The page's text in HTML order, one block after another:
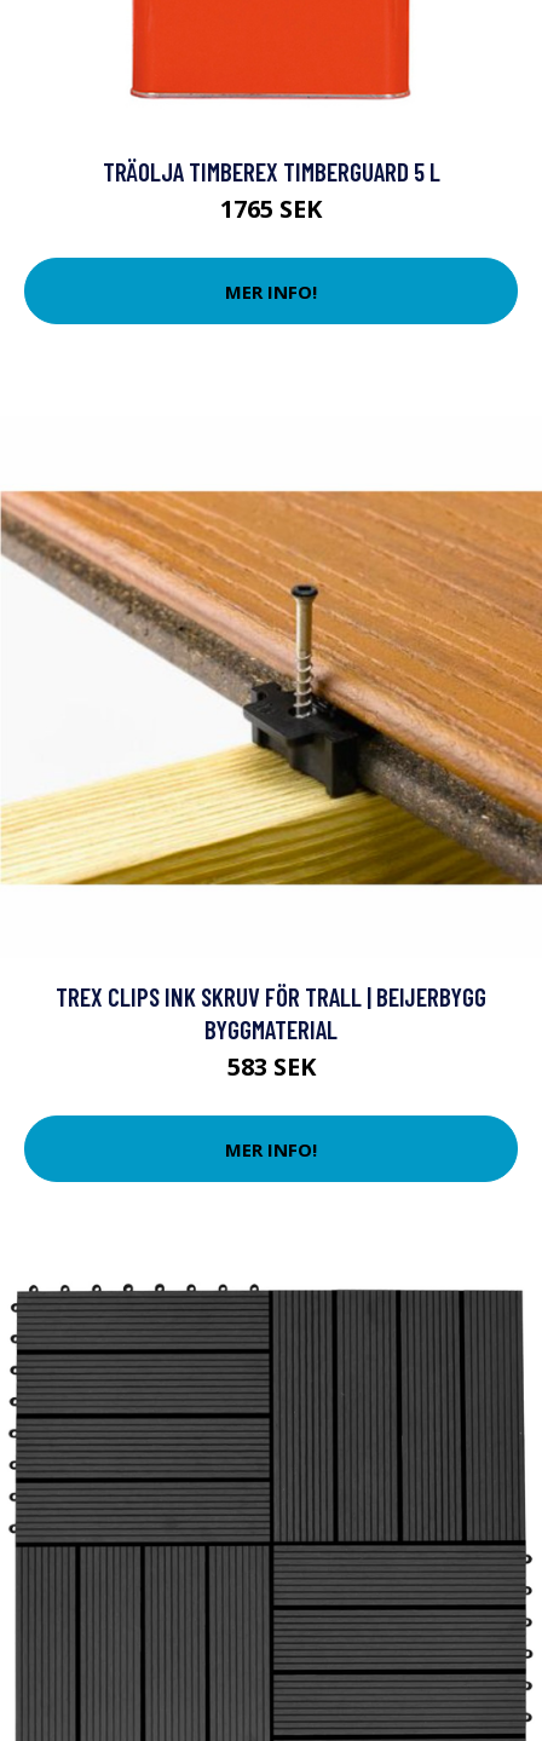
TRÄOLJA TIMBEREX TIMBERGUARD 5 L
1765 SEK
MER INFO!
TREX CLIPS INK SKRUV FÖR TRALL | BEIJERBYGG
BYGGMATERIAL
583 SEK
MER INFO!